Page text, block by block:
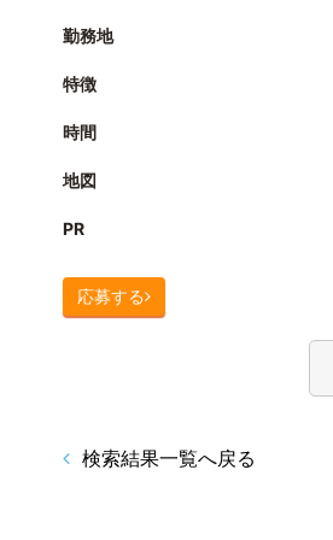
勤務地
特徴
時間
地図
PR
応募する
検索結果一覧へ戻る